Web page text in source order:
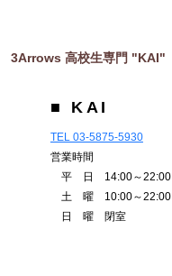
3Arrows 高校生専門 "KAI"
■ KAI
TEL 03-5875-5930
営業時間
平 日 14:00～22:00
土 曜 10:00～22:00
日 曜 閉室